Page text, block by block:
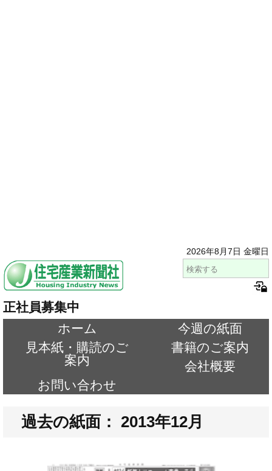
2026年8月7日 金曜日
正社員募集中
ホーム
今週の紙面
見本紙・購読のご
案内
書籍のご案内
会社概要
お問い合わせ
過去の紙面： 2013年12月